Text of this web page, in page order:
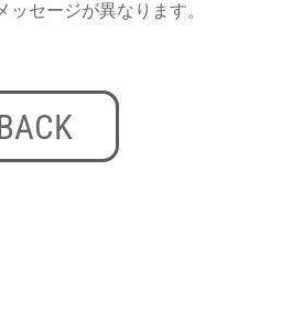
セージが異なります。